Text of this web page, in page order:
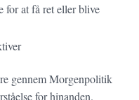
for at få ret eller blive
gennem Morgenpolitik
for hinanden.